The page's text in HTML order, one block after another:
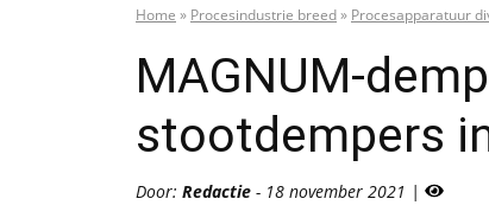
Home » Procesindustrie breed» Procesapparatuur
MAGNUM-
stootdempers
Door: Redactie - 18 november 2021 |